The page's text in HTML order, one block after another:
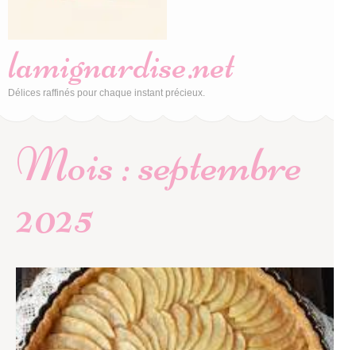
lamignardise.net
Délices raffinés pour chaque instant précieux.
Mois :septembre
2025